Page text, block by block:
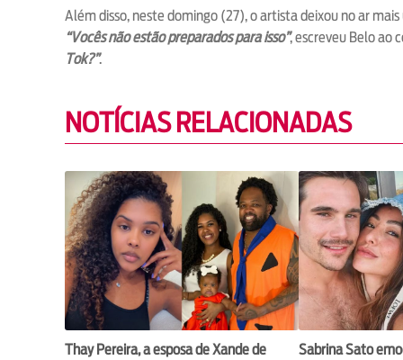
Além disso, neste domingo (27), o artista deixou no ar
“Vocês não estão preparados para isso”, escreveu Belo ao
Tok?”.
NOTÍCIAS RELACIONADAS
Thay Pereira, a esposa de Xande de Sabrina Sato